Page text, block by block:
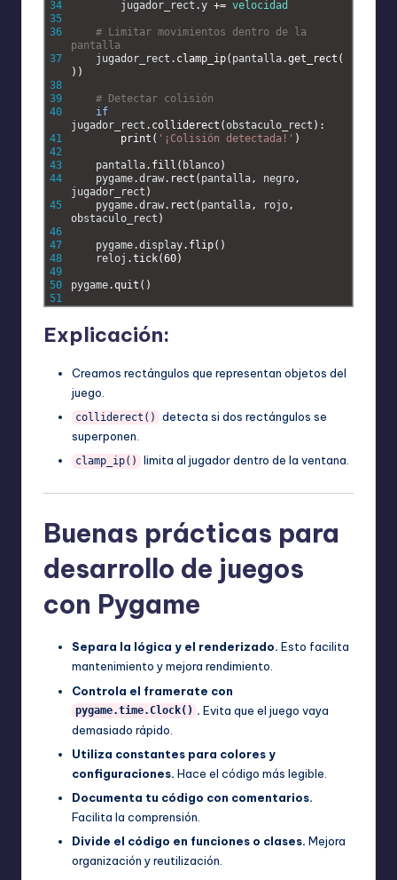
34
35
36
37
38
39
40
41
42
43
44
45
46
47
48
49
50
51
jugador_rect .y += velocidad
# Limitar movimientos dentro de la
pantalla
jugador_rect . clamp_ip( pantalla.get_rect (
) )
# Detectar colisión
if
jugador_rect . colliderect (obstaculo_rect ) :
print ( '¡Colisión detectada!' )
pantalla. fill ( blanco)
pygame.draw. rect ( pantalla, negro,
jugador_rect )
pygame.draw. rect ( pantalla, rojo,
obstaculo_rect )
pygame.display. flip( )
reloj .tick(60)
pygame.quit ( )
Explicación:
Creamos rectángulos que representan objetos del
juego.
colliderect()
detecta si dos rectángulos se
superponen.
clamp_ip() limita al jugador dentro de la ventana.
Buenas prácticas para
desarrollo de juegos
con Pygame
Separa la lógica y el renderizado. Esto facilita
mantenimiento y mejora rendimiento.
Controla el framerate con
pygame.time.Clock() . Evita que el juego vaya
demasiado rápido.
Utiliza constantes para colores y
configuraciones. Hace el código más legible.
Documenta tu código con comentarios.
Facilita la comprensión.
Divide el código en funciones o clases. Mejora
organización y reutilización.